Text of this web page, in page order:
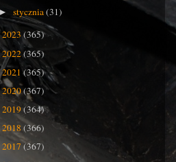
►stycznia(31)
2023(365)
2022(365)
2021(365)
2020(367)
2019(364)
2018 (366)
2017 (367)